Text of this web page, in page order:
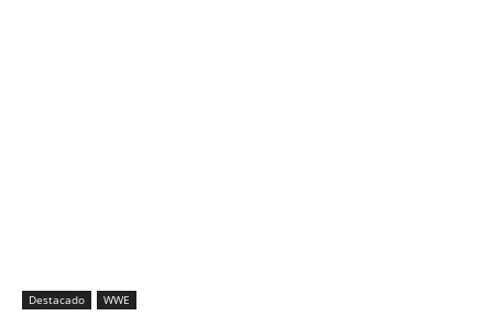
Destacado WWE